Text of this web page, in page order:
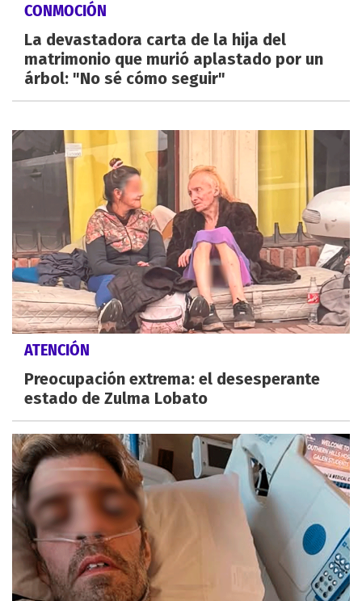
CONMOCIÓN
La devastadora carta de la hija del
matrimonio que murió aplastado por un
árbol: "No sé cómo seguir"
ATENCIÓN
Preocupación extrema: el desesperante
estado de Zulma Lobato